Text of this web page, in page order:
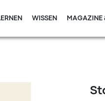
WISSEN MAGAZINE